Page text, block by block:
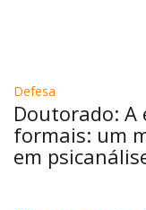
Defesa
Doutorado: A
formais: um
em